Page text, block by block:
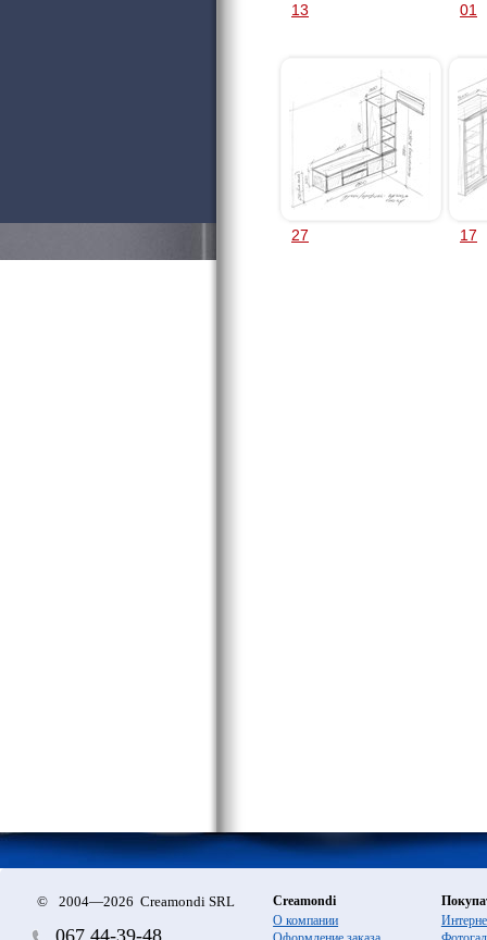
13 01
27 17
© 2004—2026 Creamondi SRL
067 44-39-48
Creamondi
О компании